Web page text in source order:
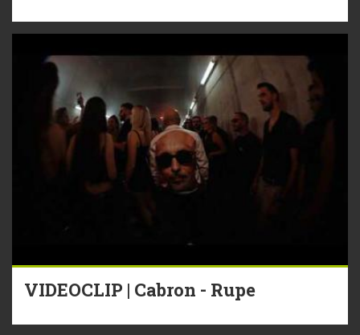
VIDEOCLIP | Cabron - Rupe